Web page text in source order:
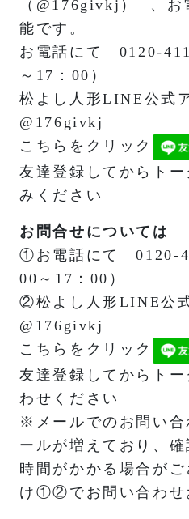
（ @176givkj）
、お
能です。
お電話にて 0120-
～17：00）
松よし人形LINE公式
@176givkj
こちらをクリック
友達登録してからト
みください
お問合せについては
①お電話にて 0120-
00～17：00）
②松よし人形LINE公
@176givkj
こちらをクリック
友達登録してからト
わせください
※メールでのお問い合
ールが増えており、確
時間がかかる場合が
け①②でお問い合わせ